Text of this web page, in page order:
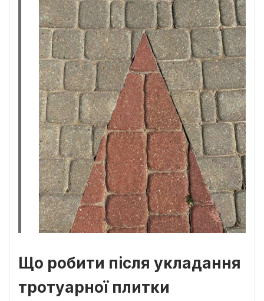
Що робити після укладання
тротуарної плитки